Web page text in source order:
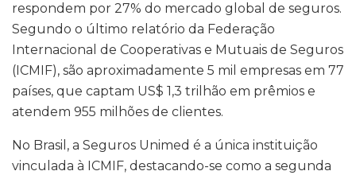
respondem por 27% do mercado global de seguros.
Segundo o último relatório da Federação
Internacional de Cooperativas e Mutuais de Seguros
(ICMIF), são aproximadamente 5 mil empresas em 77
países, que captam US$ 1,3 trilhão em prêmios e
atendem 955 milhões de clientes.
No Brasil, a Seguros Unimed é a única instituição
vinculada à ICMIF, destacando-se como a segunda